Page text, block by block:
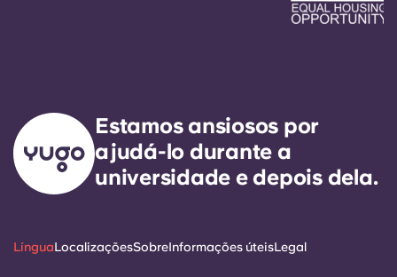
Estamos ansiosos por
ajudá-lo durante a
universidade e depois dela.
LínguaLocalizaçõesSobreInformações úteisLegal